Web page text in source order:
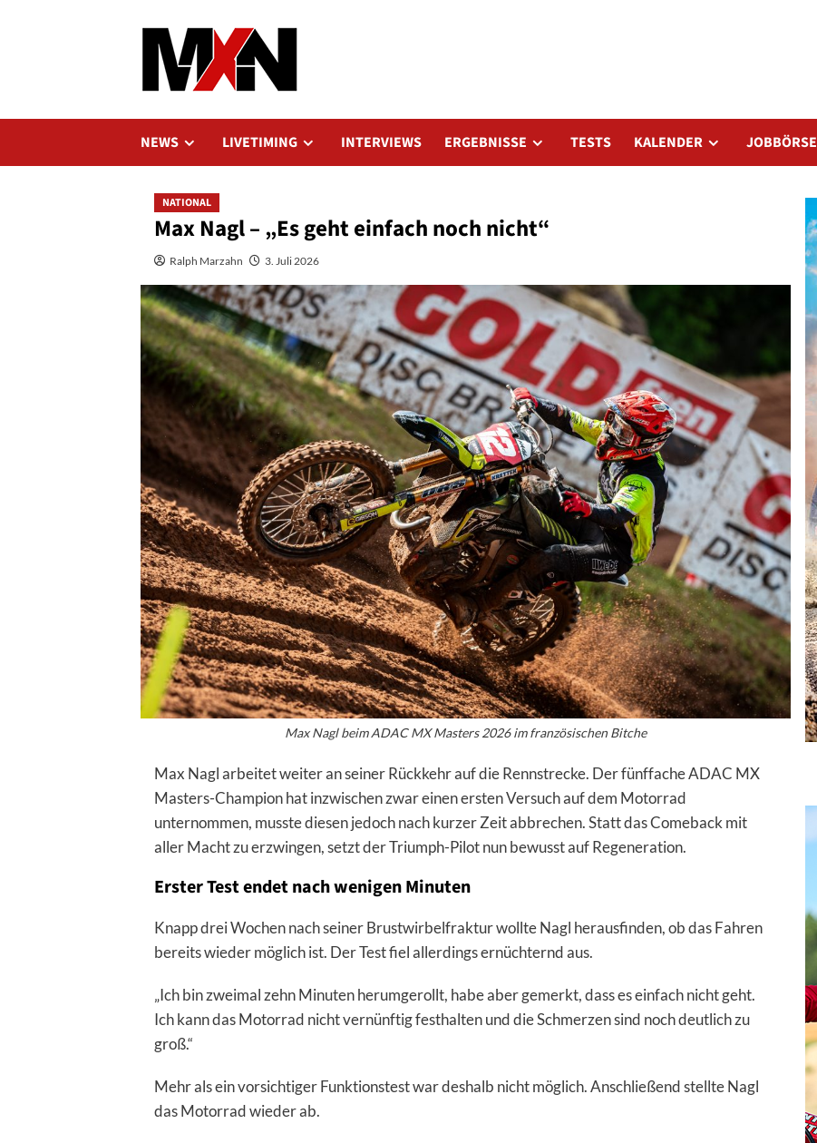
NEWS LIVETIMING INTERVIEWS ERGEBNISSE TESTS KALENDER JOBBÖRSE
NATIONAL
Max Nagl – „Es geht einfach noch nicht“
Ralph Marzahn 3. Juli 2026
Max Nagl beim ADAC MX Masters 2026 im französischen Bitche
Max Nagl arbeitet weiter an seiner Rückkehr auf die Rennstrecke. Der fünffache ADAC MX
Masters-Champion hat inzwischen zwar einen ersten Versuch auf dem Motorrad
unternommen, musste diesen jedoch nach kurzer Zeit abbrechen. Statt das Comeback mit
aller Macht zu erzwingen, setzt der Triumph-Pilot nun bewusst auf Regeneration.
Erster Test endet nach wenigen Minuten
Knapp drei Wochen nach seiner Brustwirbelfraktur wollte Nagl herausfinden, ob das Fahren
bereits wieder möglich ist. Der Test fiel allerdings ernüchternd aus.
„Ich bin zweimal zehn Minuten herumgerollt, habe aber gemerkt, dass es einfach nicht geht.
Ich kann das Motorrad nicht vernünftig festhalten und die Schmerzen sind noch deutlich zu
groß.“
Mehr als ein vorsichtiger Funktionstest war deshalb nicht möglich. Anschließend stellte Nagl
das Motorrad wieder ab.